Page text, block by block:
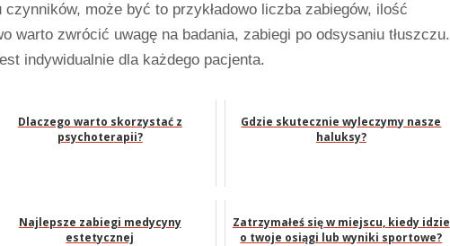
czynników, może być to przykładowo liczba zabiegów, ilość
warto zwrócić uwagę na badania, zabiegi po odsysaniu tłuszczu.
indywidualnie dla każdego pacjenta.
Dlaczego warto skorzystać z
psychoterapii?
Gdzie skutecznie wyleczymy nasze
haluksy?
Najlepsze zabiegi medycyny
estetycznej
Zatrzymałeś się w miejscu, kiedy idzie
o twoje osiągi lub wyniki sportowe?